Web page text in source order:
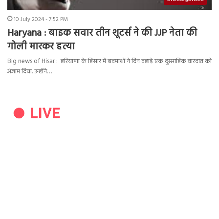
10 July 2024 - 7:52 PM
Haryana : बाइक सवार तीन शूटर्स ने की JJP नेता की
गोली मारकर हत्या
Big news of Hisar : हरियाणा के हिसार में बदमाशों ने दिन दहाड़े एक दुस्साहिक वारदात को
अंजाम दिया. उन्होंने…